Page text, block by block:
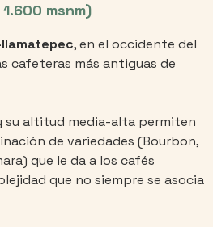
msnm)
, en el occidente del
cafeteras más antiguas de
su altitud media-alta permiten
de variedades (Bourbon,
que le da a los cafés
que no siempre se asocia